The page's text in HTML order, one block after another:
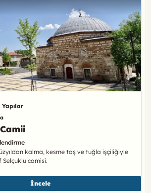
Yapılar
kalma, kesme taş ve tuğla işçiliğiyle
camisi.
İncele